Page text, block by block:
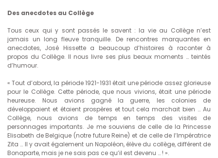
Des anecdotes au Collège
Tous ceux qui y sont passés le savent : la vie au Collège n’est
jamais un long fleuve tranquille. De rencontres marquantes en
anecdotes, José Hissette a beaucoup d’histoires à raconter à
propos du Collège. Il nous livre ses plus beaux moments … teintés
d’humour.
« Tout d’abord, la période 1921-1931 était une période assez glorieuse
pour le Collège. Cette période, que nous vivions, était une période
heureuse. Nous avions gagné la guerre, les colonies de
développaient et étaient prospères et tout cela marchait bien … Au
Collège, nous avions de temps en temps des visites de
personnages importants. Je me souviens de celle de la Princesse
Elisabeth de Belgique (notre future Reine) et de celle de l’Impératrice
Zita … Il y avait également un Napoléon, élève du collège, différent de
Bonaparte, mais je ne sais pas ce qu’il est devenu … ! ».